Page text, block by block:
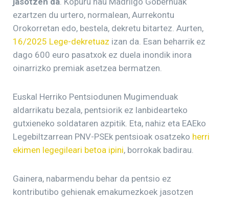
ezartzen du urtero, normalean, Aurrekontu
Orokorretan edo, bestela, dekretu bitartez. Aurten,
16/2025 Lege-dekretuaz izan da. Esan beharrik ez
dago 600 euro pasatxok ez duela inondik inora
oinarrizko premiak asetzea bermatzen.
Euskal Herriko Pentsiodunen Mugimenduak
aldarrikatu bezala, pentsiorik ez lanbidearteko
gutxieneko soldataren azpitik. Eta, nahiz eta EAEko
Legebiltzarrean PNV-PSEk pentsioak osatzeko herri
ekimen legegileari betoa ipini, borrokak badirau.
Gainera, nabarmendu behar da pentsio ez
kontributibo gehienak emakumezkoek jasotzen